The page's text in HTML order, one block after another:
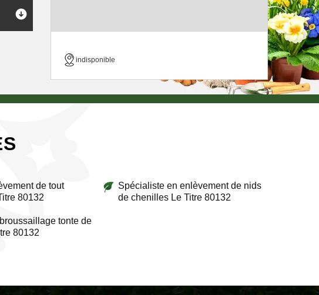
indisponible
de tout
80132
tonte de
80132
Spécialiste en enlèvement de nids
de chenilles Le Titre 80132